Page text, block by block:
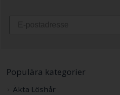
Populära kategorier
Äkta Löshår